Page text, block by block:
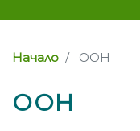
Начало ООН
ООН